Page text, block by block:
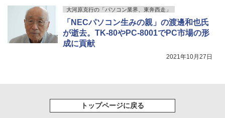
大河原克行の「パソコン業界、東奔西走」
「NECパソコン生みの親」の渡邊和也氏
が逝去。TK-80やPC-8001でPC市場の形
成に貢献
2021年10月27日
トップページに戻る